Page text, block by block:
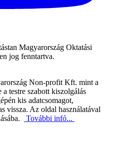
Magyarország Oktatási
jog fenntartva.
Non-profit Kft. mint a
testre szabott kiszolgálás
kis adatcsomagot,
vissza. Az oldal használatával
További infó...